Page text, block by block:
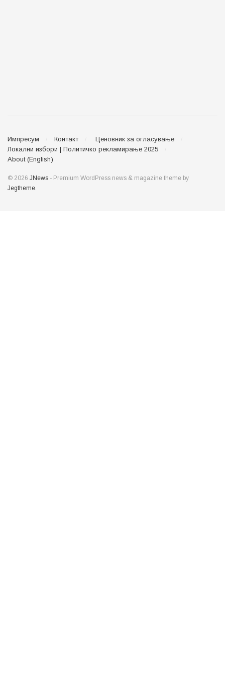
Импресум Контакт
Ценовник за огласување
Локални избори | Политичко рекламирање 2025
About (English)
© 2026 JNews - Premium WordPress news & magazine theme by
Jegtheme